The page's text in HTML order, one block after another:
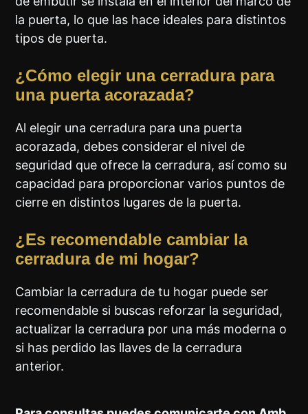
la puerta, lo que las hace ideales para distintos
tipos de puerta.
¿Cómo elegir una cerradura para
una puerta acorazada?
Al elegir una cerradura para una puerta
acorazada, debes considerar el nivel de
seguridad que ofrece la cerradura, así como su
capacidad para proporcionar varios puntos de
cierre en distintos lugares de la puerta.
¿Es recomendable cambiar la
cerradura de mi hogar?
Cambiar la cerradura de tu hogar puede ser
recomendable si buscas reforzar la seguridad,
actualizar la cerradura por una más moderna o
si has perdido las llaves de la cerradura
anterior.